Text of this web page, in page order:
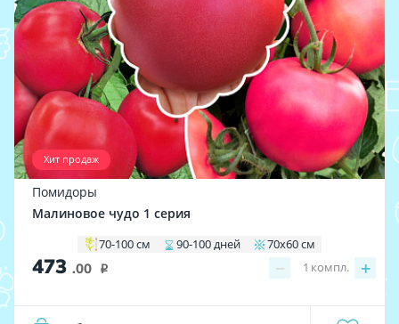
Хит продаж
Помидоры
Малиновое чудо 1 серия
70-100 см 90-100 дней 70х60 см
473 .00 i − +
1 компл.